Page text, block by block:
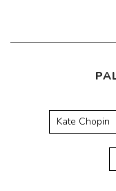
Kate Chopin